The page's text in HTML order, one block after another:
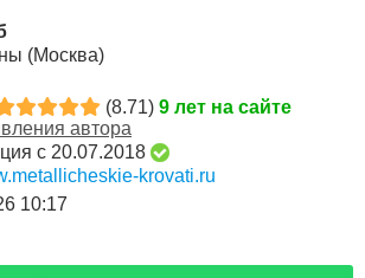
(Москва)
(8.71) 9 лет на сайте
автора
с 20.07.2018
krovati.ru
10:17